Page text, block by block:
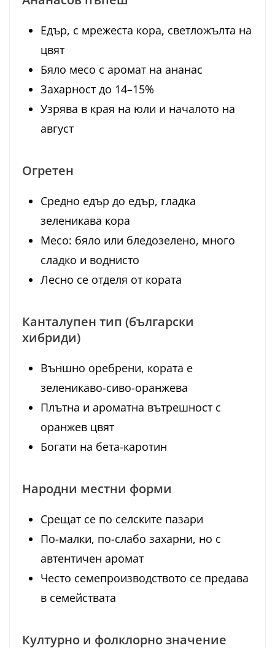
Едър, с мрежеста кора, светложълта на
цвят
Бяло месо с аромат на ананас
Захарност до 14–15%
Узрява в края на юли и началото на
август
Огретен
Средно едър до едър, гладка
зеленикава кора
Месо: бяло или бледозелено, много
сладко и воднисто
Лесно се отделя от кората
Канталупен тип (български
хибриди)
Външно оребрени, кората е
зеленикаво-сиво-оранжева
Плътна и ароматна вътрешност с
оранжев цвят
Богати на бета-каротин
Народни местни форми
Срещат се по селските пазари
По-малки, по-слабо захарни, но с
автентичен аромат
Често семепроизводството се предава
в семействата
Културно и фолклорно значение